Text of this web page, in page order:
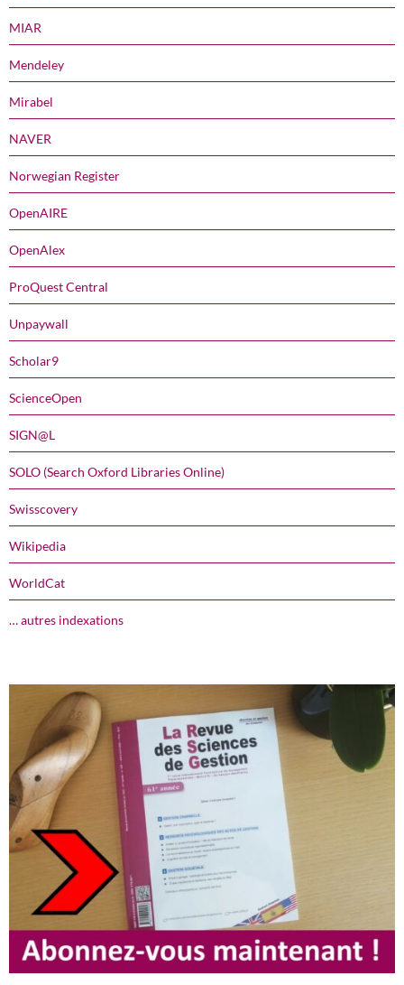
MIAR
Mendeley
Mirabel
NAVER
Norwegian Register
OpenAIRE
OpenAlex
ProQuest Central
Unpaywall
Scholar9
ScienceOpen
SIGN@L
SOLO (Search Oxford Libraries Online)
Swisscovery
Wikipedia
WorldCat
… autres indexations